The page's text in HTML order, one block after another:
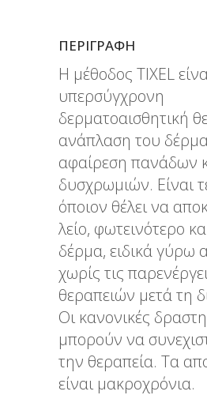
ΠΕΡΙΓΡΑΦΉ
Η μέθοδος TIXEL
υπερσύγχρονη
δερματοαισθητική
ανάπλαση του
αφαίρεση πανάδων
δυσχρωμιών. Είναι
όποιον θέλει να
λείο, φωτεινότερο
δέρμα, ειδικά γύρω
χωρίς τις
θεραπειών μετά τη
Οι κανονικές
μπορούν να
την θεραπεία. Τα
είναι μακροχρόνια.